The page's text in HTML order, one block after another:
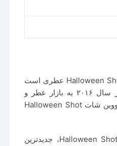
عطر هالووین شات زنانه Halloween Shot عطری است
گرم و شیرین. این عطر در سال ۲۰۱۶ به بازار عطر و
ادکلن عرضه شد. عطر هالووین شات Halloween Shot
عطر هالووین شات زنانه Halloween Shot، جدیدترین